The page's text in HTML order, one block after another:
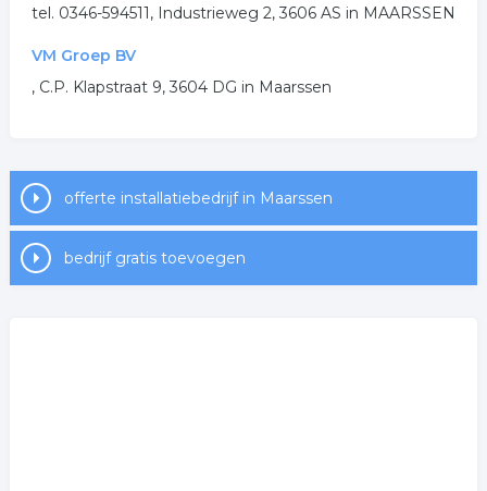
loodgietersbedrijf cv onderhoud
tel. 0346-594511, Industrieweg 2, 3606 AS in MAARSSEN
VM Groep BV
, C.P. Klapstraat 9, 3604 DG in Maarssen
offerte installatiebedrijf in Maarssen
bedrijf gratis toevoegen